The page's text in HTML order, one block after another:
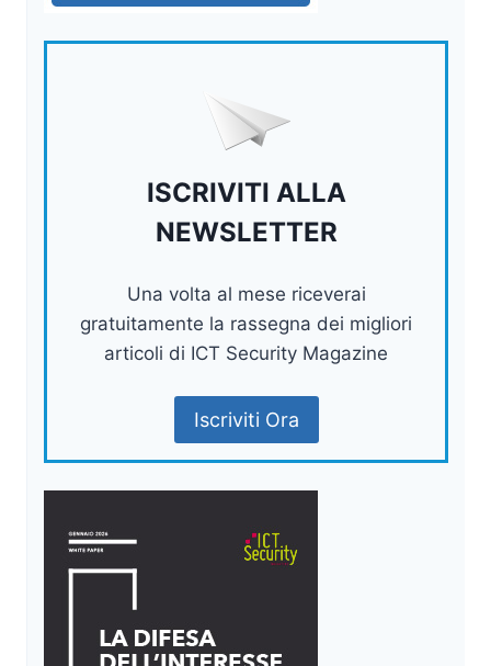
ISCRIVITI ALLA
NEWSLETTER
Una volta al mese riceverai
gratuitamente la rassegna dei migliori
articoli di ICT Security Magazine
Iscriviti Ora